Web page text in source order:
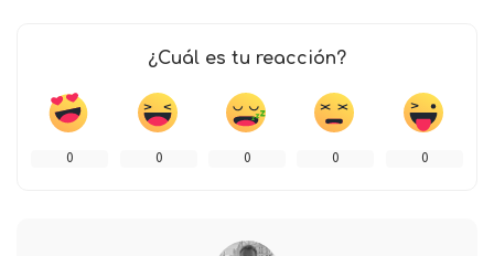
¿Cuál es tu reacción?
0 0 0 0 0